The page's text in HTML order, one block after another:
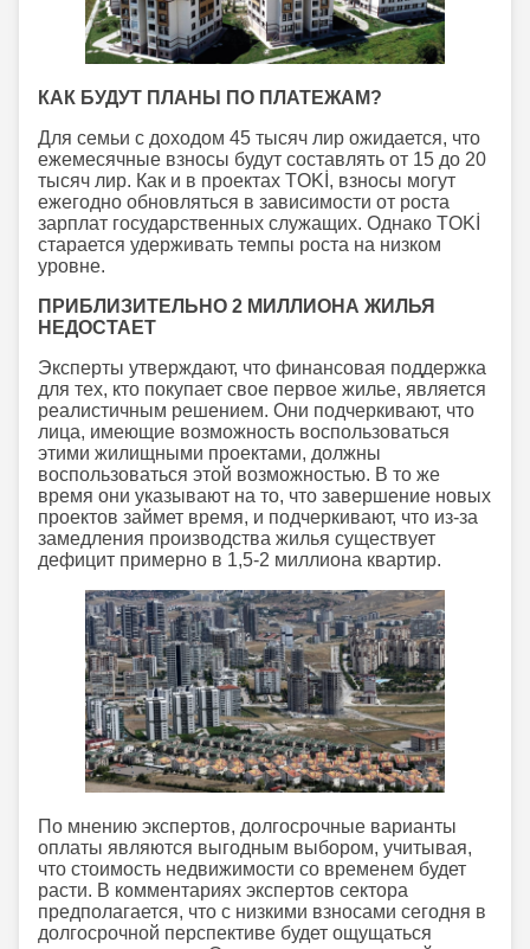
КАК БУДУТ ПЛАНЫ ПО ПЛАТЕЖАМ?
Для семьи с доходом 45 тысяч лир ожидается, что
ежемесячные взносы будут составлять от 15 до 20
тысяч лир. Как и в проектах TOKİ, взносы могут
ежегодно обновляться в зависимости от роста
зарплат государственных служащих. Однако TOKİ
старается удерживать темпы роста на низком
уровне.
ПРИБЛИЗИТЕЛЬНО 2 МИЛЛИОНА ЖИЛЬЯ
НЕДОСТАЕТ
Эксперты утверждают, что финансовая поддержка
для тех, кто покупает свое первое жилье, является
реалистичным решением. Они подчеркивают, что
лица, имеющие возможность воспользоваться
этими жилищными проектами, должны
воспользоваться этой возможностью. В то же
время они указывают на то, что завершение новых
проектов займет время, и подчеркивают, что из-за
замедления производства жилья существует
дефицит примерно в 1,5-2 миллиона квартир.
По мнению экспертов, долгосрочные варианты
оплаты являются выгодным выбором, учитывая,
что стоимость недвижимости со временем будет
расти. В комментариях экспертов сектора
предполагается, что с низкими взносами сегодня в
долгосрочной перспективе будет ощущаться